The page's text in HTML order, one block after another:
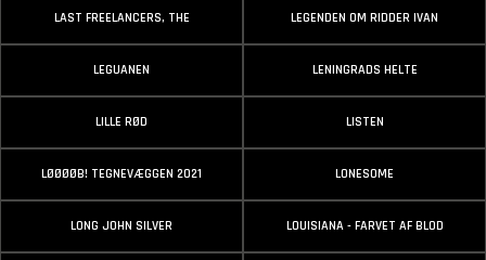
LAST FREELANCERS, THE LEGENDEN OM RIDDER IVAN
LEGUANEN LENINGRADS HELTE
LILLE RØD LISTEN
LØØØØB! TEGNEVÆGGEN 2021 LONESOME
LONG JOHN SILVER LOUISIANA - FARVET AF BLOD